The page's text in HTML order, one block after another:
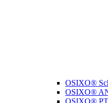
OSIXO®
OSIXO®
OSIXO®